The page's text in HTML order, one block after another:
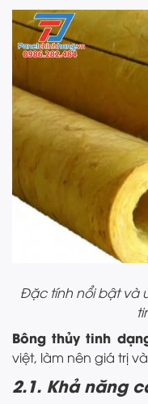
Đặc tính nổi bật và
Bông thủy tinh
việt, làm nên giá trị
2.1. Khả năng